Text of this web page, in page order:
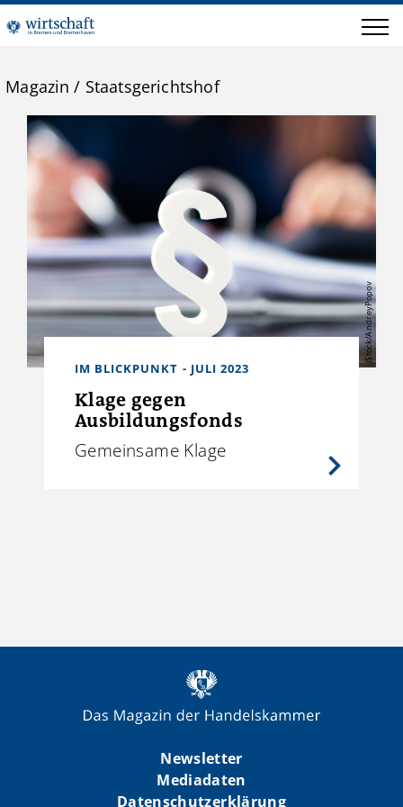
Magazin / Staatsgerichtshof
iStock/AndreyPopov
IM BLICKPUNKT - JULI 2023
Klage gegen
Ausbildungsfonds
Gemeinsame Klage
Newsletter
Mediadaten
Datenschutzerklärung